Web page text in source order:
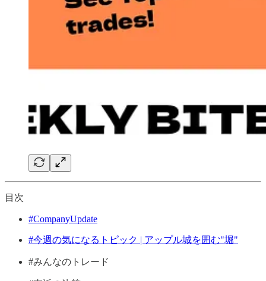
目次
#CompanyUpdate
#今週の気になるトピック | アップル城を囲む"堀"
#みんなのトレード